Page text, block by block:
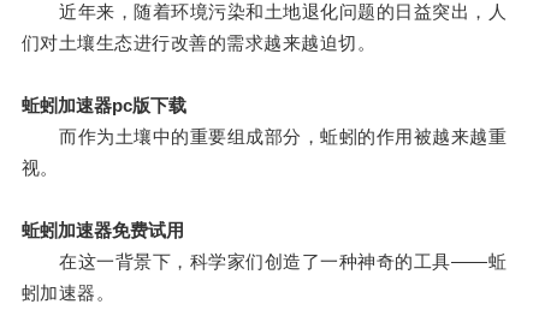
近年来，随着环境污染和土地退化问题的日益突出，人
们对土壤生态进行改善的需求越来越迫切。
蚯蚓加速器pc版下载
而作为土壤中的重要组成部分，蚯蚓的作用被越来越重
视。
蚯蚓加速器免费试用
在这一背景下，科学家们创造了一种神奇的工具——蚯
蚓加速器。